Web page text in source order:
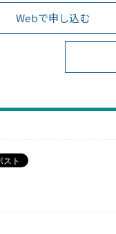
Webで申し込む